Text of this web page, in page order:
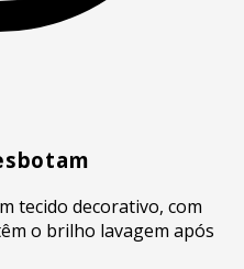
tecido decorativo, com
o brilho lavagem após